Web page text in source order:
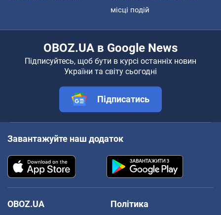
місці подій
OBOZ.UA в Google News
Підписуйтесь, щоб бути в курсі останніх новин
України та світу сьогодні
Підписатись
Завантажуйте наш додаток
OBOZ.UA
Політика